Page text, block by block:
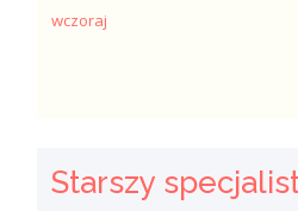
wczoraj